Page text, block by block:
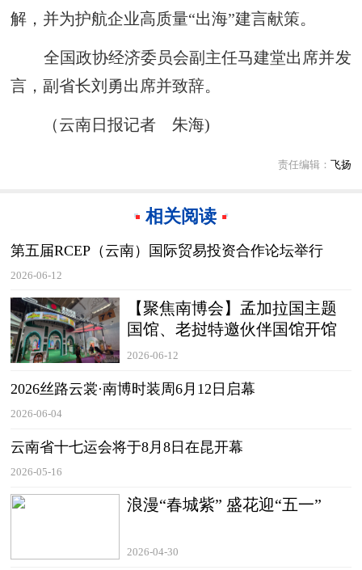
解，并为护航企业高质量“出海”建言献策。
全国政协经济委员会副主任马建堂出席并发
言，副省长刘勇出席并致辞。
（云南日报记者 朱海)
责任编辑： 飞扬
相关阅读
第五届RCEP（云南）国际贸易投资合作论坛举行
2026-06-12
【聚焦南博会】孟加拉国主题
国馆、老挝特邀伙伴国馆开馆
2026-06-12
2026丝路云裳·南博时装周6月12日启幕
2026-06-04
云南省十七运会将于8月8日在昆开幕
2026-05-16
浪漫“春城紫” 盛花迎“五一”
2026-04-30